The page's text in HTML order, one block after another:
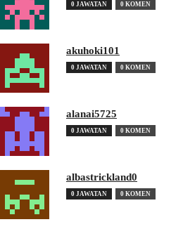
0 JAWATAN 0 KOMEN
akuhoki101
0 JAWATAN 0 KOMEN
alanai5725
0 JAWATAN 0 KOMEN
albastrickland0
0 JAWATAN 0 KOMEN